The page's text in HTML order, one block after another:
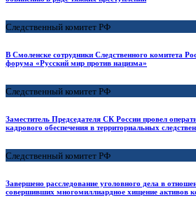
Следственный комитет РФ
В Смоленске сотрудники Следственного комитета
форума «Русский мир против нацизма»
Следственный комитет РФ
Заместитель Председателя СК России провел
кадрового обеспечения в территориальных
Следственный комитет РФ
Завершено расследование уголовного дела в
совершивших многомиллиардное хищение активов